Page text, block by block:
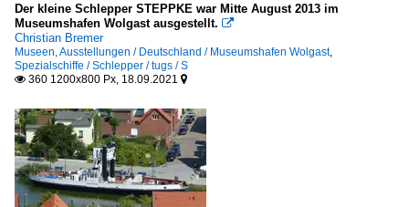
Der kleine Schlepper STEPPKE war Mitte August 2013 im
Museumshafen Wolgast ausgestellt. 
Christian Bremer
Museen, Ausstellungen / Deutschland / Museumshafen Wolgast,
Spezialschiffe / Schlepper / tugs / S
 360 1200x800 Px, 18.09.2021 